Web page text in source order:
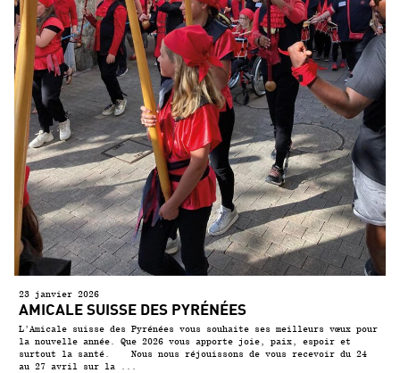
23 janvier 2026
AMICALE SUISSE DES PYRÉNÉES
L’Amicale suisse des Pyrénées vous souhaite ses meilleurs vœux pour
la nouvelle année. Que 2026 vous apporte joie, paix, espoir et
surtout la santé. Nous nous réjouissons de vous recevoir du 24
au 27 avril sur la ...